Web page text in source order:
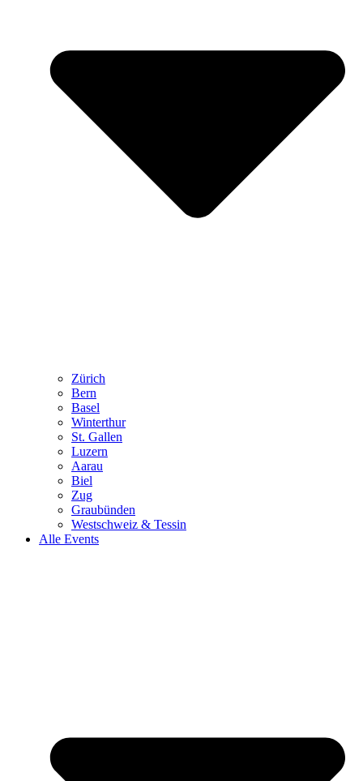
Zürich
Bern
Basel
Winterthur
St. Gallen
Luzern
Aarau
Biel
Zug
Graubünden
Westschweiz & Tessin
Alle Events